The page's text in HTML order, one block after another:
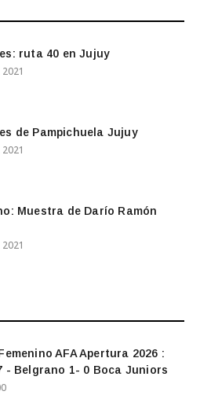
ruta 40 en Jujuy
de Pampichuela Jujuy
Muestra de Darío Ramón
AFA Apertura 2026 :
- Belgrano 1- 0 Boca Juniors